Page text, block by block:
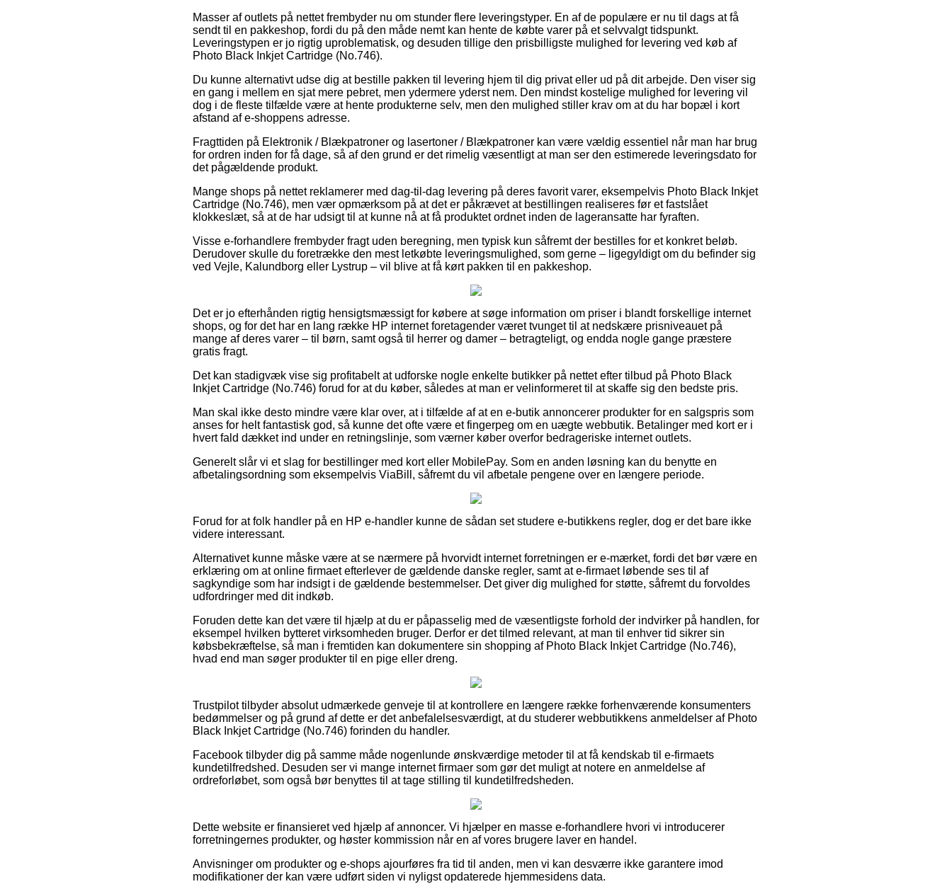
Masser af outlets på nettet frembyder nu om stunder flere leveringstyper. En af de populære er nu til dags at få
sendt til en pakkeshop, fordi du på den måde nemt kan hente de købte varer på et selvvalgt tidspunkt.
Leveringstypen er jo rigtig uproblematisk, og desuden tillige den prisbilligste mulighed for levering ved køb af
Photo Black Inkjet Cartridge (No.746).
Du kunne alternativt udse dig at bestille pakken til levering hjem til dig privat eller ud på dit arbejde. Den viser sig
en gang i mellem en sjat mere pebret, men ydermere yderst nem. Den mindst kostelige mulighed for levering vil
dog i de fleste tilfælde være at hente produkterne selv, men den mulighed stiller krav om at du har bopæl i kort
afstand af e-shoppens adresse.
Fragttiden på Elektronik / Blækpatroner og lasertoner / Blækpatroner kan være vældig essentiel når man har brug
for ordren inden for få dage, så af den grund er det rimelig væsentligt at man ser den estimerede leveringsdato for
det pågældende produkt.
Mange shops på nettet reklamerer med dag-til-dag levering på deres favorit varer, eksempelvis Photo Black Inkjet
Cartridge (No.746), men vær opmærksom på at det er påkrævet at bestillingen realiseres før et fastslået
klokkeslæt, så at de har udsigt til at kunne nå at få produktet ordnet inden de lageransatte har fyraften.
Visse e-forhandlere frembyder fragt uden beregning, men typisk kun såfremt der bestilles for et konkret beløb.
Derudover skulle du foretrække den mest letkøbte leveringsmulighed, som gerne – ligegyldigt om du befinder sig
ved Vejle, Kalundborg eller Lystrup – vil blive at få kørt pakken til en pakkeshop.
Det er jo efterhånden rigtig hensigtsmæssigt for købere at søge information om priser i blandt forskellige internet
shops, og for det har en lang række HP internet foretagender været tvunget til at nedskære prisniveauet på
mange af deres varer – til børn, samt også til herrer og damer – betragteligt, og endda nogle gange præstere
gratis fragt.
Det kan stadigvæk vise sig profitabelt at udforske nogle enkelte butikker på nettet efter tilbud på Photo Black
Inkjet Cartridge (No.746) forud for at du køber, således at man er velinformeret til at skaffe sig den bedste pris.
Man skal ikke desto mindre være klar over, at i tilfælde af at en e-butik annoncerer produkter for en salgspris som
anses for helt fantastisk god, så kunne det ofte være et fingerpeg om en uægte webbutik. Betalinger med kort er i
hvert fald dækket ind under en retningslinje, som værner køber overfor bedrageriske internet outlets.
Generelt slår vi et slag for bestillinger med kort eller MobilePay. Som en anden løsning kan du benytte en
afbetalingsordning som eksempelvis ViaBill, såfremt du vil afbetale pengene over en længere periode.
Forud for at folk handler på en HP e-handler kunne de sådan set studere e-butikkens regler, dog er det bare ikke
videre interessant.
Alternativet kunne måske være at se nærmere på hvorvidt internet forretningen er e-mærket, fordi det bør være en
erklæring om at online firmaet efterlever de gældende danske regler, samt at e-firmaet løbende ses til af
sagkyndige som har indsigt i de gældende bestemmelser. Det giver dig mulighed for støtte, såfremt du forvoldes
udfordringer med dit indkøb.
Foruden dette kan det være til hjælp at du er påpasselig med de væsentligste forhold der indvirker på handlen, for
eksempel hvilken bytteret virksomheden bruger. Derfor er det tilmed relevant, at man til enhver tid sikrer sin
købsbekræftelse, så man i fremtiden kan dokumentere sin shopping af Photo Black Inkjet Cartridge (No.746),
hvad end man søger produkter til en pige eller dreng.
Trustpilot tilbyder absolut udmærkede genveje til at kontrollere en længere række forhenværende konsumenters
bedømmelser og på grund af dette er det anbefalelsesværdigt, at du studerer webbutikkens anmeldelser af Photo
Black Inkjet Cartridge (No.746) forinden du handler.
Facebook tilbyder dig på samme måde nogenlunde ønskværdige metoder til at få kendskab til e-firmaets
kundetilfredshed. Desuden ser vi mange internet firmaer som gør det muligt at notere en anmeldelse af
ordreforløbet, som også bør benyttes til at tage stilling til kundetilfredsheden.
Dette website er finansieret ved hjælp af annoncer. Vi hjælper en masse e-forhandlere hvori vi introducerer
forretningernes produkter, og høster kommission når en af vores brugere laver en handel.
Anvisninger om produkter og e-shops ajourføres fra tid til anden, men vi kan desværre ikke garantere imod
modifikationer der kan være udført siden vi nyligst opdaterede hjemmesidens data.